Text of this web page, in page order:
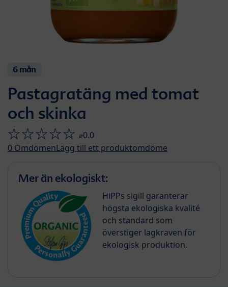
6 mån
Pastagratäng med tomat
och skinka
⌀0.0
0 OmdömenLägg till ett produktomdöme
Mer än ekologiskt:
HiPPs sigill garanterar
högsta ekologiska kvalité
och standard som
överstiger lagkraven för
ekologisk produktion.